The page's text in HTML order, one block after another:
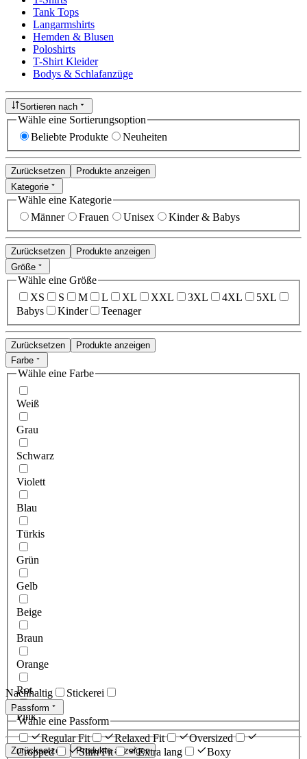
Tank Tops
Langarmshirts
Hemden & Blusen
Poloshirts
T-Shirt Kleider
Bodys & Schlafanzüge
Sortieren nach
Wähle eine Sortierungsoption
Beliebte Produkte
Neuheiten
Zurücksetzen
Produkte anzeigen
Kategorie
Wähle eine Kategorie
Männer
Frauen Unisex Kinder & Babys
Zurücksetzen
Produkte anzeigen
Größe
Wähle eine Größe
XS
S M L XL XXL 3XL 4XL
5XL
Babys
Kinder Teenager
Zurücksetzen
Produkte anzeigen
Farbe
Wähle eine Farbe
Weiß
Grau
Schwarz
Violett
Blau
Türkis
Grün
Gelb
Beige
Braun
Orange
Rot
Pink
Zurücksetzen Produkte anzeigen
Nachhaltig Stickerei
Passform
Wähle eine Passform
Regular Fit
Relaxed Fit
Oversized
Cropped
Slim Fit Extra lang Boxy